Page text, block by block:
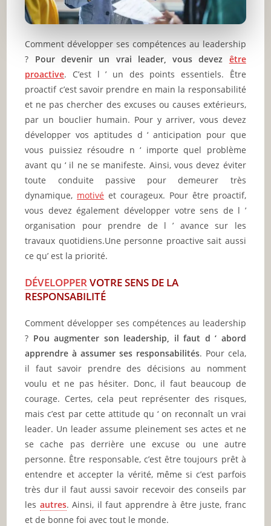
Comment développer ses compétences au leadership
? Pour devenir un vrai leader, vous devez être
proactive. C’est l ’ un des points essentiels. Être
proactif c’est savoir prendre en main la responsabilité
et ne pas chercher des excuses ou causes extérieurs,
par un bouclier humain. Pour y arriver, vous devez
développer vos aptitudes d ‘ anticipation pour que
vous puissiez résoudre n ‘ importe quel problème
avant qu ‘ il ne se manifeste. Ainsi, vous devez éviter
toute conduite passive pour demeurer très
dynamique, motivé et courageux. Pour être proactif,
vous devez également développer votre sens de l ’
organisation pour prendre de l ’ avance sur les
travaux quotidiens.Une personne proactive sait aussi
ce qu’ est la priorité.
DÉVELOPPERVOTRE SENS DE LA
RESPONSABILITÉ
Comment développer ses compétences au leadership
? Pou augmenter son leadership, il faut d ‘ abord
apprendre à assumer ses responsabilités. Pour cela,
il faut savoir prendre des décisions au nomment
voulu et ne pas hésiter. Donc, il faut beaucoup de
courage. Certes, cela peut représenter des risques,
mais c’est par cette attitude qu ‘ on reconnaît un vrai
leader. Un leader assume pleinement ses actes et ne
se cache pas derrière une excuse ou une autre
personne. Être responsable, c’est être toujours prêt à
entendre et accepter la vérité, même si c’est parfois
très dur il faut aussi savoir recevoir des conseils par
les autres. Ainsi, il faut apprendre à être juste, franc
et de bonne foi avec tout le monde.